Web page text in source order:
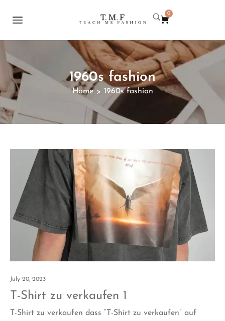
0
1960s fashion
Home > 1960s fashion
July 20, 2023
T-Shirt zu verkaufen 1
T-Shirt zu verkaufen dass “T-Shirt zu verkaufen” auf